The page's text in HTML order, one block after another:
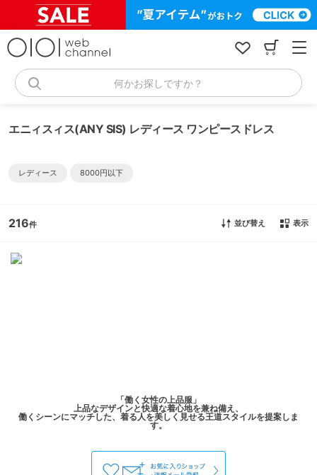
何かお探しですか？
エニィスィス(ANY SIS) レディース ワンピースドレス
レディース 8000円以下
216 並び替え 表示
「働く女性の上品服」
上品なデザインと快適な着心地を兼ね備え、
働くシーンにマッチした、着る人を美しく見せる王道スタイルを提案しま